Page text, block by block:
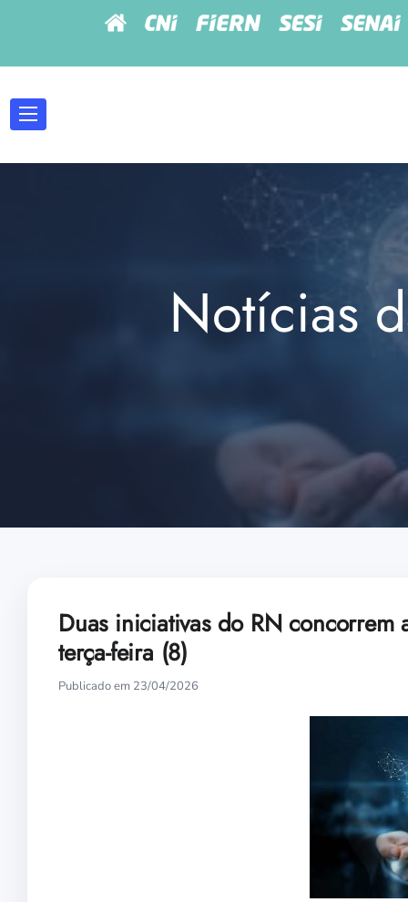
Notícias
Duas iniciativas do RN concorrem
terça-feira (8)
Publicado em 23/04/2026